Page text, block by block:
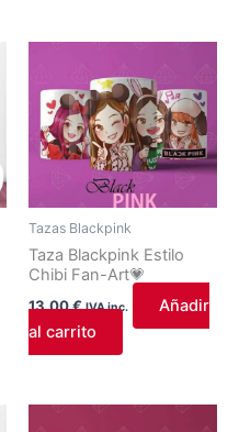
Tazas Blackpink
Taza Blackpink Estilo
Chibi Fan-Art💗
13,00€ IVA inc.
Añadir
al carrito